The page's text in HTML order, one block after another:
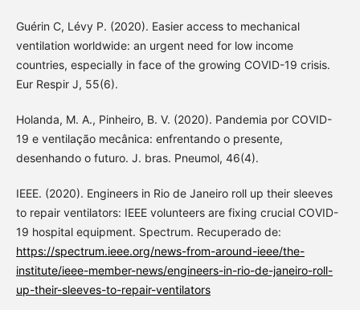
Guérin C, Lévy P. (2020). Easier access to mechanical
ventilation worldwide: an urgent need for low income
countries, especially in face of the growing COVID-19 crisis.
Eur Respir J, 55(6).
Holanda, M. A., Pinheiro, B. V. (2020). Pandemia por COVID-
19 e ventilação mecânica: enfrentando o presente,
desenhando o futuro. J. bras. Pneumol, 46(4).
IEEE. (2020). Engineers in Rio de Janeiro roll up their sleeves
to repair ventilators: IEEE volunteers are fixing crucial COVID-
19 hospital equipment. Spectrum. Recuperado de:
https://spectrum.ieee.org/news-from-around-ieee/the-
institute/ieee-member-news/engineers-in-rio-de-janeiro-roll-
up-their-sleeves-to-repair-ventilators